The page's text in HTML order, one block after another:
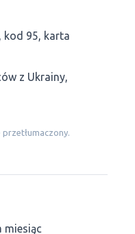
kod 95, karta
z Ukrainy,
miesiąc